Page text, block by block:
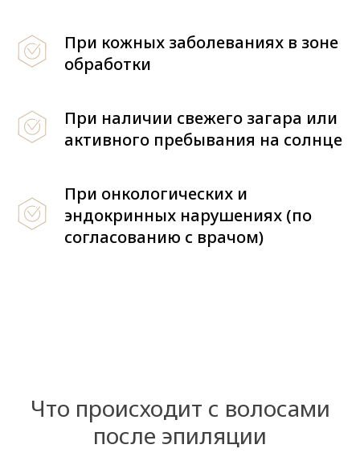
При кожных заболеваниях в зоне
обработки
При наличии свежего загара или
активного пребывания на солнце
При онкологических и
эндокринных нарушениях (по
согласованию с врачом)
Что происходит с волосами
после эпиляции